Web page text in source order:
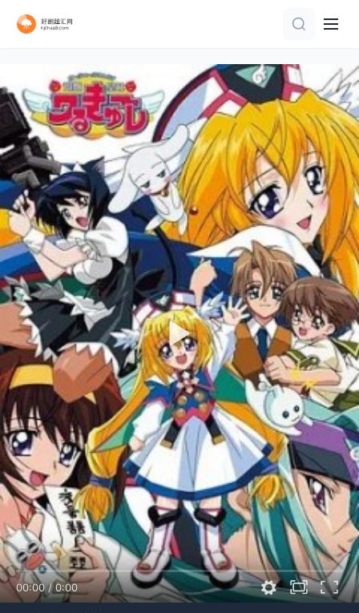
00:00/0:00
第50集完结
第12集完结
HD国语
第10集
第22集
第15集完结
更新至07集
已完结
第38集
第13集